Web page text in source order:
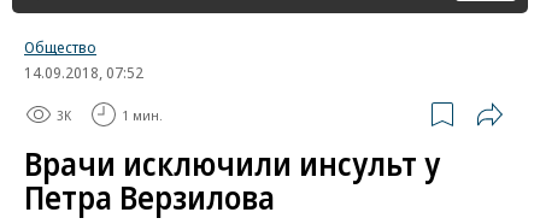
Общество
14.09.2018, 07:52
3K 1 мин.
Врачи исключили инсульт у
Петра Верзилова